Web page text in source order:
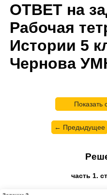
ОТВЕТ на
Рабочая
Истории 5
Чернова
Показать
← Предыдущее
часть 1.